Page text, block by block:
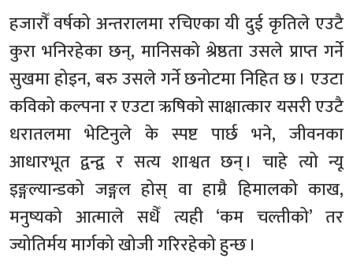
हजारौँ वर्षको अन्तरालमा रचिएका यी दुई कृतिले एउटै
कुरा भनिरहेका छन्, मानिसको श्रेष्ठता उसले प्राप्त गर्ने
सुखमा होइन, बरु उसले गर्ने छनोटमा निहित छ । एउटा
कविको कल्पना र एउटा ऋषिको साक्षात्कार यसरी एउटै
धरातलमा भेटिनुले के स्पष्ट पार्छ भने, जीवनका
आधारभूत द्वन्द्व र सत्य शाश्वत छन् । चाहे त्यो न्यू
इङ्गल्यान्डको जङ्गल होस् वा हाम्रै हिमालको काख,
मनुष्यको आत्माले सधैँ त्यही ‘कम चल्तीको’ तर
ज्योतिर्मय मार्गको खोजी गरिरहेको हुन्छ ।